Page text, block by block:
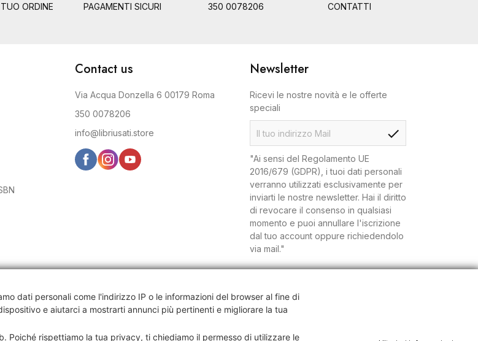
ORDINE PAGAMENTI SICURI 350 0078206 CONTATTI
Contact us
Via Acqua Donzella 6 00179 Roma
350 0078206
info@libriusati.store
Newsletter
Ricevi le nostre novità e le offerte
speciali
check
"Ai sensi del Regolamento UE
2016/679 (GDPR), i tuoi dati personali
verranno utilizzati esclusivamente per
inviarti le nostre newsletter. Hai il diritto
di revocare il consenso in qualsiasi
momento e puoi annullare l'iscrizione
dal tuo account oppure richiedendolo
via mail."
Cap.Soc. € 10.000 i.v.
dati personali come l'indirizzo IP o le informazioni del browser al fine di
e aiutarci a mostrarti annunci più pertinenti e migliorare la tua
Poiché rispettiamo la tua privacy, ti chiediamo il permesso di utilizzare le